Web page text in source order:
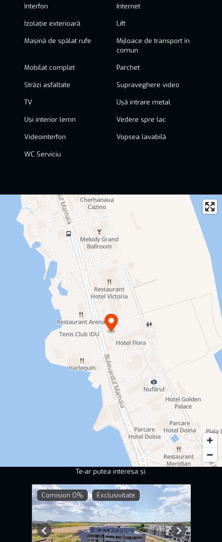
Interfon Internet
Izolație exterioară Lift
Mașină de spălat rufe
Mijloace de transport în
comun
Mobilat complet Parchet
Străzi asfaltate Supraveghere video
TV Ușă intrare metal
Uși interior lemn Vedere spre lac
Videointerfon Vopsea lavabilă
WC Serviciu
Te-ar putea interesa și:
Comision 0% Exclusivitate
Previous Next